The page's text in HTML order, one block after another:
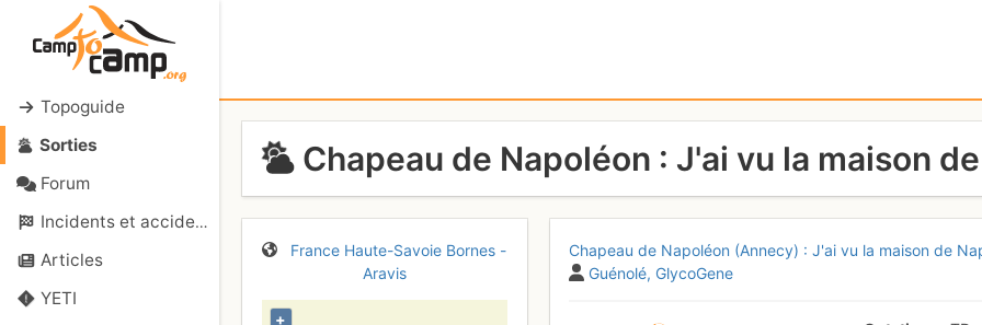
Topoguide
Sorties
Forum
Incidents et accidents
Articles
YETI
Chapeau de Napoléon : J'ai vu la maison
France Haute-Savoie Bornes -
Aravis
+
Chapeau de Napoléon (Annecy) : J'ai vu la maison de
Guénolé GlycoGene